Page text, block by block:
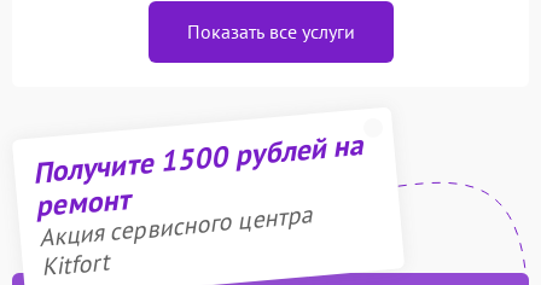
Показать все услуги
Получите 1500 рублей на
ремонт
Акция сервисного центра
Kitfort